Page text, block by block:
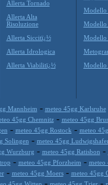
Allerta Tornado
Allerta Alta
Risoluzione
Allerta Siccitï¿½
Allerta Idrologica
Allerta Viabilitï¿½
Modello
Modello
Modello
Modello
Mannheim - meteo 45gg Karlsruhe
45gg Chemnitz - meteo 45gg
- meteo 45gg Rostock - meteo
Solingen - meteo 45gg
Wurzburg - meteo 45gg Ratisbon -
- meteo 45gg Pforzheim - meteo
- meteo 45gg Moers- meteo 45gg
- -